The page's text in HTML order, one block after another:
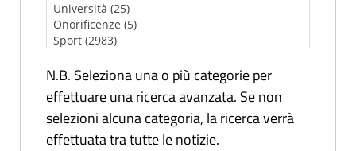
N.B. Seleziona una o più categorie per
effettuare una ricerca avanzata. Se non
selezioni alcuna categoria, la ricerca verrà
effettuata tra tutte le notizie.